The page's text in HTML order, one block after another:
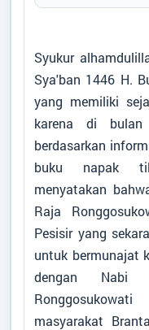
Syukur
Sya'ban 1446 H.
yang memiliki
karena di bulan
berdasarkan
buku napak
menyatakan
Raja
Pesisir yang
untuk bermunajat
dengan Nabi
masyarakat
ALI
Staf